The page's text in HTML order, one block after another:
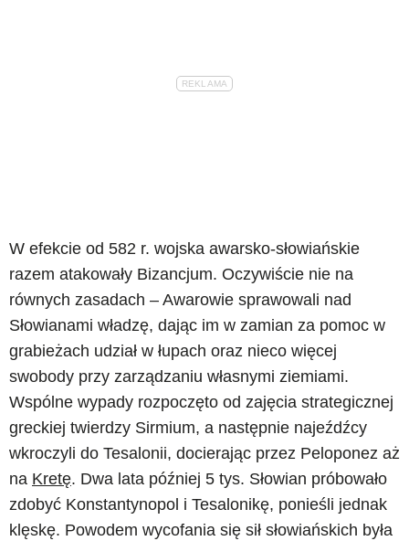
W efekcie od 582 r. wojska awarsko-słowiańskie
razem atakowały Bizancjum. Oczywiście nie na
równych zasadach – Awarowie sprawowali nad
Słowianami władzę, dając im w zamian za pomoc w
grabieżach udział w łupach oraz nieco więcej
swobody przy zarządzaniu własnymi ziemiami.
Wspólne wypady rozpoczęto od zajęcia strategicznej
greckiej twierdzy Sirmium, a następnie najeźdźcy
wkroczyli do Tesalonii, docierając przez Peloponez aż
na Kretę. Dwa lata później 5 tys. Słowian próbowało
zdobyć Konstantynopol i Tesalonikę, ponieśli jednak
klęskę. Powodem wycofania się sił słowiańskich była